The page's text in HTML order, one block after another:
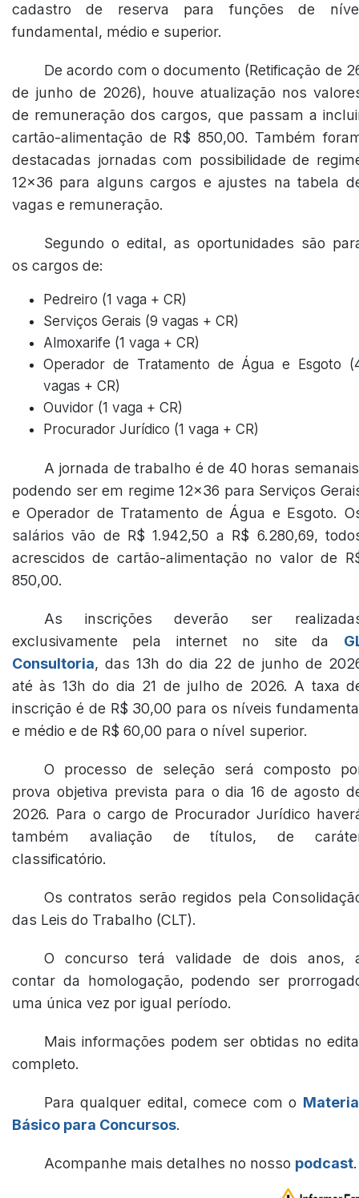
cadastro de reserva para funções de
fundamental, médio e superior.
De acordo com o documento (Retificação de
de junho de 2026), houve atualização nos
de remuneração dos cargos, que passam a
cartão-alimentação de R$ 850,00. Também
destacadas jornadas com possibilidade de
12x36 para alguns cargos e ajustes na tabela
vagas e remuneração.
Segundo o edital, as oportunidades são
os cargos de:
Pedreiro (1 vaga + CR)
Serviços Gerais (9 vagas + CR)
Almoxarife (1 vaga + CR)
Operador de Tratamento de Água e Esgoto
vagas + CR)
Ouvidor (1 vaga + CR)
Procurador Jurídico (1 vaga + CR)
A jornada de trabalho é de 40 horas
podendo ser em regime 12x36 para Serviços
e Operador de Tratamento de Água e Esgoto.
salários vão de R$ 1.942,50 a R$ 6.280,69,
acrescidos de cartão-alimentação no valor de
850,00.
As inscrições deverão ser
exclusivamente pela internet no site da
Consultoria, das 13h do dia 22 de junho de
até às 13h do dia 21 de julho de 2026. A taxa
inscrição é de R$ 30,00 para os níveis
e médio e de R$ 60,00 para o nível superior.
O processo de seleção será composto
prova objetiva prevista para o dia 16 de agosto
2026. Para o cargo de Procurador Jurídico
também avaliação de títulos, de
classificatório.
Os contratos serão regidos pela
das Leis do Trabalho (CLT).
O concurso terá validade de dois anos,
contar da homologação, podendo ser
uma única vez por igual período.
Mais informações podem ser obtidas no
completo.
Para qualquer edital, comece com o
Básico para Concursos.
Acompanhe mais detalhes no nosso podcast.